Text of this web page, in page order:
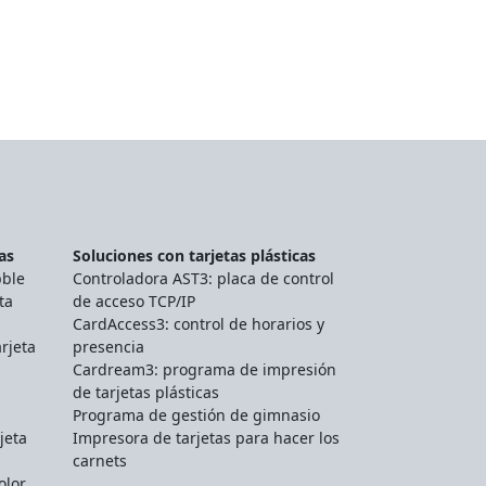
Soluciones con tarjetas plásticas
Controladora AST3: placa de control
de acceso TCP/IP
CardAccess3: control de horarios y
presencia
Cardream3: programa de impresión
de tarjetas plásticas
Programa de gestión de gimnasio
Impresora de tarjetas para hacer los
carnets